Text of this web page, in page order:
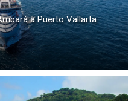
a Puerto Vallarta